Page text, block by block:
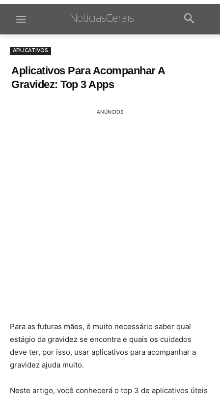
NotíciasGerais
APLICATIVOS
Aplicativos Para Acompanhar A
Gravidez: Top 3 Apps
ANÚNCIOS
Para as futuras mães, é muito necessário saber qual
estágio da gravidez se encontra e quais os cuidados
deve ter, por isso, usar aplicativos para acompanhar a
gravidez ajuda muito.
Neste artigo, você conhecerá o top 3 de aplicativos úteis